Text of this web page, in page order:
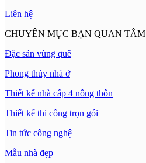
Liên hệ
CHUYÊN MỤC BẠN QUAN TÂM
Đặc sản vùng quê
Phong thủy nhà ở
Thiết kế nhà cấp 4 nông thôn
Thiết kế thi công trọn gói
Tin tức công nghệ
Mẫu nhà đẹp